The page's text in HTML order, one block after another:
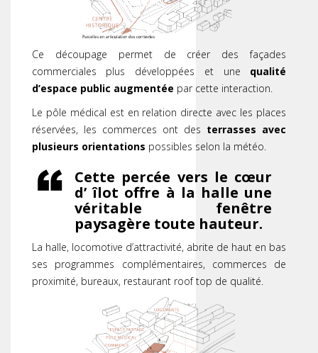
Ce découpage permet de créer des façades
commerciales plus développées et une qualité
d’espace public augmentée par cette interaction.
Le pôle médical est en relation directe avec les places
réservées, les commerces ont des terrasses avec
plusieurs orientations possibles selon la météo.
Cette percée vers le cœur
d’ îlot offre à la halle une
véritable fenêtre
paysagère toute hauteur.
La halle, locomotive d’attractivité, abrite de haut en bas
ses programmes complémentaires, commerces de
proximité, bureaux, restaurant roof top de qualité.